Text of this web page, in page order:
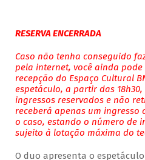
RESERVA ENCERRADA
Caso não tenha conseguido
pela internet, você ainda
recepção do Espaço Cultural
espetáculo, a partir das
ingressos reservados e não
receberá apenas um ingresso
o caso, estando o número de
sujeito à lotação máxima do
O duo apresenta o